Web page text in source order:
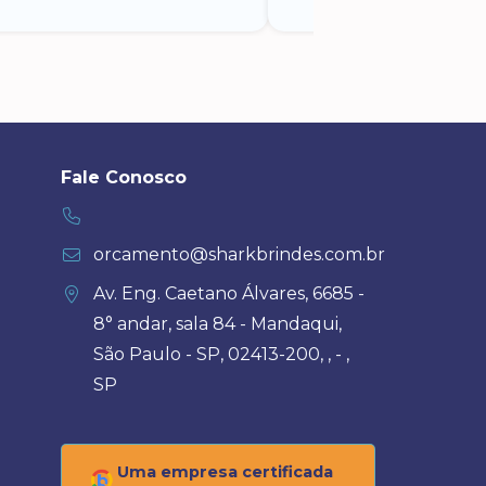
Fale Conosco
orcamento@sharkbrindes.com.br
Av. Eng. Caetano Álvares, 6685 -
8° andar, sala 84 - Mandaqui,
São Paulo - SP, 02413-200, , - ,
SP
Uma empresa certificada